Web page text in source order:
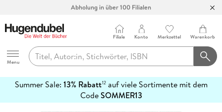
Abholung in über 100 Filialen
Hugendubel
Menu
Filiale Konto Merkzettel Warenkorb
Summer Sale: 13% Rabatt12auf viele Sortimente mit dem
CodeSOMMER13
erfahren